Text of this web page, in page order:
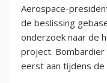
Aerospace-
de beslissing
onderzoek naar de
project.
eerst aan tijdens de